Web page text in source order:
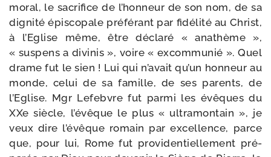
moral, le sacri­fice de l’honneur de son nom, de sa
digni­té épis­co­pale pré­fé­rant par fidé­li­té au Christ,
à l’Eglise même, être décla­ré « ana­thème »,
« sus­pens a divi­nis », voire « excom­mu­nié ». Quel
drame fut le sien ! Lui qui n’avait qu’un hon­neur au
monde, celui de sa famille, de ses parents, de
l’Eglise. Mgr Lefebvre fut par­mi les évêques du
XXe siècle, l’évêque le plus « ultra­mon­tain », je
veux dire l’évêque romain par excel­lence, parce
que, pour lui, Rome fut pro­vi­den­tiel­le­ment pré­